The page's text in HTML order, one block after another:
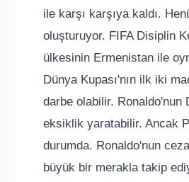
ile karşı karşıya kaldı.
oluşturuyor. FIFA Disiplin
ülkesinin Ermenistan ile
Dünya Kupası'nın ilk iki
darbe olabilir. Ronaldo'nun
eksiklik yaratabilir. Ancak
durumda. Ronaldo'nun
büyük bir merakla takip